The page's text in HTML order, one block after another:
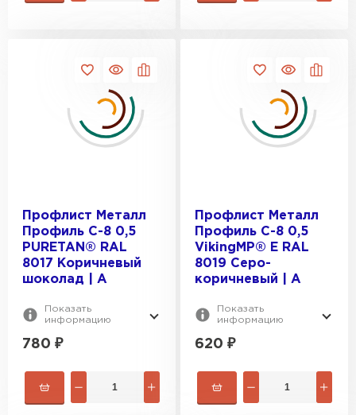
Профлист Металл
Профиль С-8 0,5
PURETAN® RAL
8017 Коричневый
шоколад | A
Показать
информацию
780 ₽
Профлист Металл
Профиль С-8 0,5
VikingMP® E RAL
8019 Серо-
коричневый | A
Показать
информацию
620 ₽